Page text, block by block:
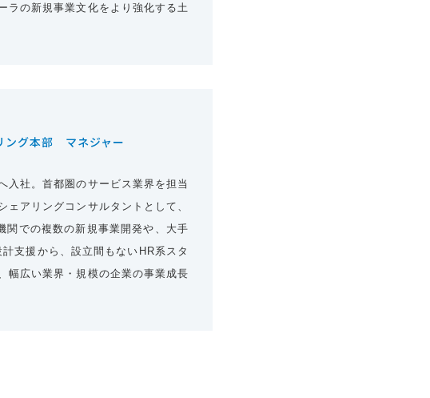
ラの新規事業文化をより強化する土
ング本部 マネジャー
入社。首都圏のサービス業界を担当
アリングコンサルタントとして、
関での複数の新規事業開発や、大手
支援から、設立間もないHR系スタ
幅広い業界・規模の企業の事業成長